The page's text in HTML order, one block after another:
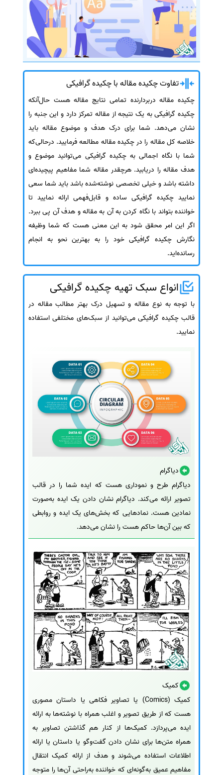
تفاوت چکیده مقاله با چکیده گرافیکی
چکیده مقاله دربردارنده تمامی نتایج مقاله هست حال‌آنکه
چکیده گرافیکی به یک نتیجه از مقاله تمرکز دارد و این جنبه را
نشان می‌دهد. شما برای درک هدف و موضوع مقاله باید
خلاصه کل مقاله را در چکیده مقاله مطالعه فرمایید. درحالی‌که
شما با نگاه اجمالی به چکیده گرافیکی می‌توانید موضوع و
هدف مقاله را دریابید. هرچقدر مقاله شما مفاهیم پیچیده‌ای
داشته باشد و خیلی تخصصی نوشته‌شده باشد باید شما سعی
نمایید چکیده گرافیکی ساده و قابل‌فهمی ارائه نمایید تا
خواننده بتواند با نگاه کردن به آن به مقاله و هدف آن پی ببرد.
اگر این امر محقق شود به این معنی هست که شما وظیفه
نگارش چکیده گرافیکی خود را به بهترین نحو به انجام
رسانده‌اید.
انواع سبک تهیه چکیده گرافیکی
با توجه به نوع مقاله و تسهیل درک بهتر مطالب مقاله در
قالب چکیده گرافیکی می‌توانید از سبک‌های مختلفی استفاده
نمایید.
دیاگرام
دیاگرام طرح و نموداری هست که ایده شما را در قالب
تصویر ارائه می‌کند. دیاگرام نشان دادن یک ایده به‌صورت
نمادین هست. نمادهایی که بخش‌های یک ایده و روابطی
که بین آن‌ها حاکم هست را نشان می‌دهد.
کمیک
کمیک (Comics) یا تصاویر فکاهی یا داستان مصوری
هست که از طریق تصویر و اغلب همراه با نوشته‌ها به ارائه
ایده می‌پردازد. کمیک‌ها از کنار هم گذاشتن تصاویر به
همراه متن‌ها برای نشان دادن گفت‌وگو یا داستان یا ارائه
اطلاعات استفاده می‌شوند و هدف از ارائه کمیک انتقال
مفاهیم عمیق به‌گونه‌ای که خواننده به‌راحتی آن‌ها را متوجه